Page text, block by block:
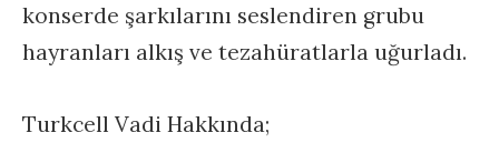
konserde şarkılarını seslendiren grubu
hayranları alkış ve tezahüratlarla uğurladı.
Turkcell Vadi Hakkında;